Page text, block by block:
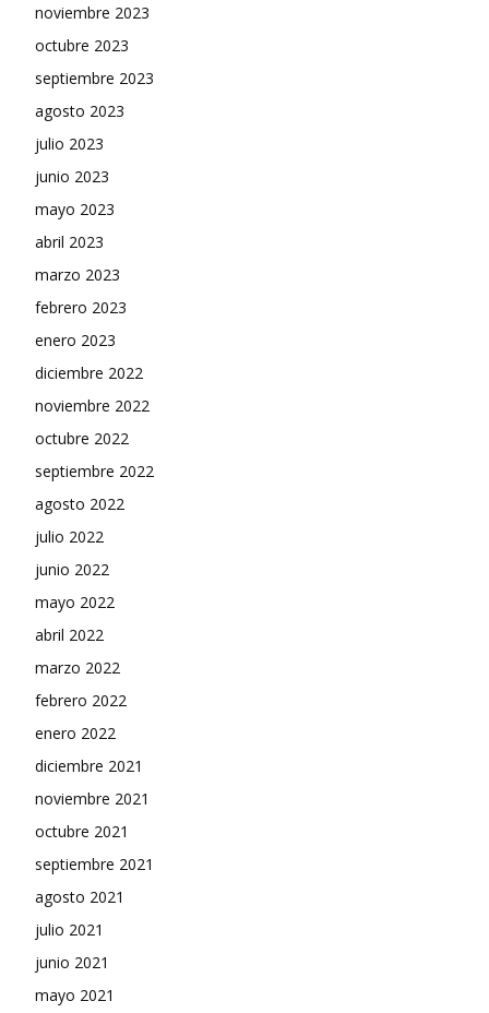
noviembre 2023
octubre 2023
septiembre 2023
agosto 2023
julio 2023
junio 2023
mayo 2023
abril 2023
marzo 2023
febrero 2023
enero 2023
diciembre 2022
noviembre 2022
octubre 2022
septiembre 2022
agosto 2022
julio 2022
junio 2022
mayo 2022
abril 2022
marzo 2022
febrero 2022
enero 2022
diciembre 2021
noviembre 2021
octubre 2021
septiembre 2021
agosto 2021
julio 2021
junio 2021
mayo 2021